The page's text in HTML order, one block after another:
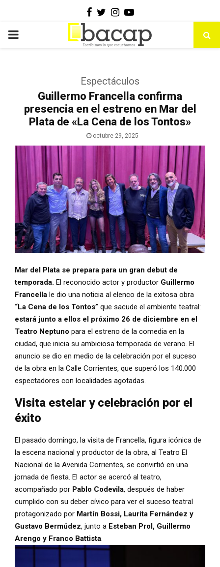
Facebook
Twitter
Instagram
Youtube
PRIMARY
Espectáculos
Guillermo Francella confirma
presencia en el estreno en Mar del
Plata de «La Cena de los Tontos»
octubre 29, 2025
Mar del Plata se prepara para un gran debut de
temporada. El reconocido actor y productor Guillermo
Francella le dio una noticia al elenco de la exitosa obra
“La Cena de los Tontos” que sacude el ambiente teatral:
estará junto a ellos el próximo 26 de diciembre en el
Teatro Neptuno para el estreno de la comedia en la
ciudad, que inicia su ambiciosa temporada de verano. El
anuncio se dio en medio de la celebración por el suceso
de la obra en la Calle Corrientes, que superó los 140.000
espectadores con localidades agotadas.
Visita estelar y celebración por el
éxito
El pasado domingo, la visita de Francella, figura icónica de
la escena nacional y productor de la obra, al Teatro El
Nacional de la Avenida Corrientes, se convirtió en una
jornada de fiesta. El actor se acercó al teatro,
acompañado por Pablo Codevila, después de haber
cumplido con su deber cívico para ver el suceso teatral
protagonizado por Martín Bossi, Laurita Fernández y
Gustavo Bermúdez, junto a Esteban Prol, Guillermo
Arengo y Franco Battista.